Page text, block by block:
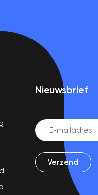
Nieuwsbrief
Email
(Vereist)